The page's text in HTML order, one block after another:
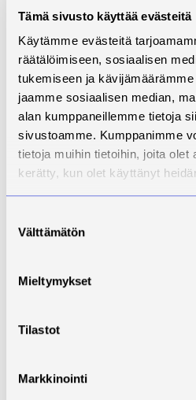
Tämä sivusto käyttää evästeitä
Käytämme evästeitä
räätälöimiseen, sosiaalisen
tukemiseen ja
jaamme sosiaalisen median,
alan kumppaneillemme tietoja
sivustoamme. Kumppanimme
tietoja muihin tietoihin, joita olet
kerätty, kun olet käyttänyt
valinta
Välttämätön
Mieltymykset
Tilastot
Markkinointi
Kaikki tapahtumat